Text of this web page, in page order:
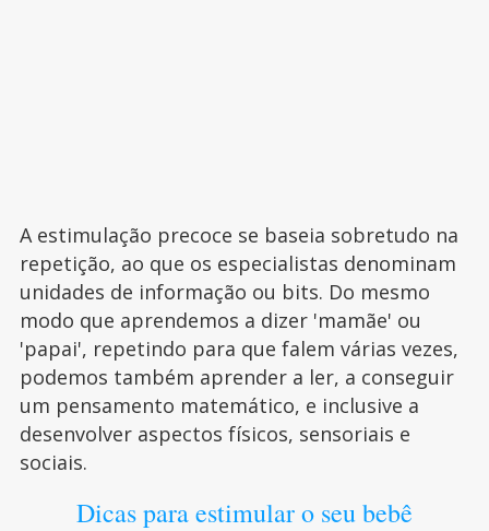
A estimulação precoce se baseia sobretudo na
repetição, ao que os especialistas denominam
unidades de informação ou bits. Do mesmo
modo que aprendemos a dizer 'mamãe' ou
'papai', repetindo para que falem várias vezes,
podemos também aprender a ler, a conseguir
um pensamento matemático, e inclusive a
desenvolver aspectos físicos, sensoriais e
sociais.
Dicas para estimular o seu bebê